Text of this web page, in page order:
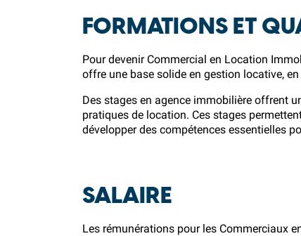
FORMATIONS ET
Pour devenir Commercial en Location
offre une base solide en gestion locative,
Des stages en agence immobilière offrent
pratiques de location. Ces stages
développer des compétences essentielles
SALAIRE
Les rémunérations pour les Commerciaux